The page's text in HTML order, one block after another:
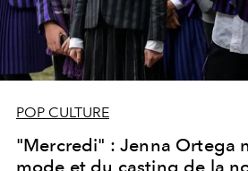
POP CULTURE
"Mercredi" : Jenna Ortega
mode et du casting de la